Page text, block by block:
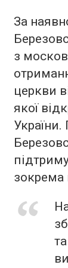
За
з
церкви
якої
зокрема